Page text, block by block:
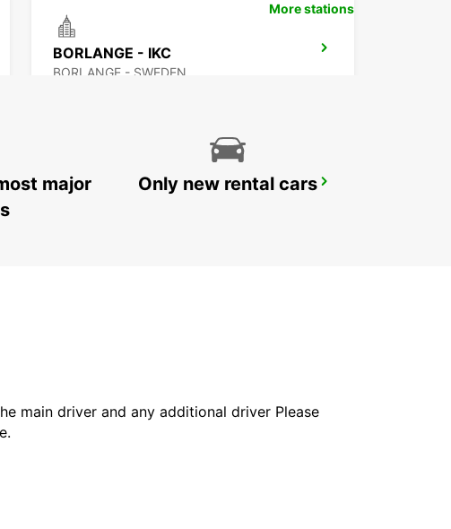
BORLANGE - IKC
BORLANGE - SWEDEN
FALUN TRAIN STATION
More stations
major
Only new rental cars
main driver and any additional driver Please